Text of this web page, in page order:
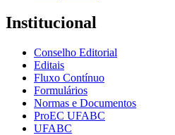
Institucional
Conselho Editorial
Editais
Fluxo Contínuo
Formulários
Normas e Documentos
ProEC UFABC
UFABC